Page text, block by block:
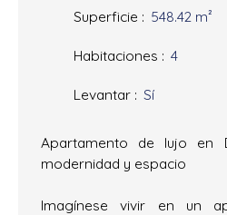
Superficie : 548.42 m²
Habitaciones : 4
Levantar : Sí
Apartamento de lujo en
modernidad y espacio
Imagínese vivir en un